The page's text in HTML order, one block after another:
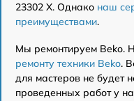
23302 X. Однако наш
преимуществами.
Мы ремонтируем Beko.
ремонту техники Beko.
для мастеров не будет
проведенных работ у